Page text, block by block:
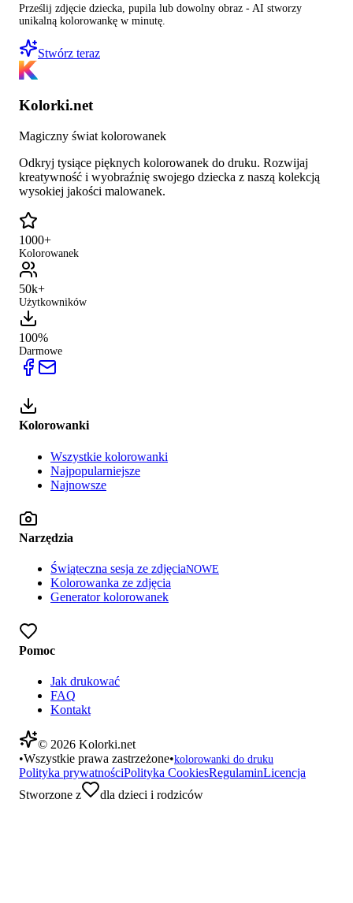
Prześlij zdjęcie dziecka, pupila lub dowolny obraz - AI stworzy
unikalną kolorowankę w minutę.
Stwórz teraz
Kolorki.net
Magiczny świat kolorowanek
Odkryj tysiące pięknych kolorowanek do druku. Rozwijaj
kreatywność i wyobraźnię swojego dziecka z naszą kolekcją
wysokiej jakości malowanek.
1000+
Kolorowanek
50k+
Użytkowników
100%
Darmowe
Kolorowanki
Wszystkie kolorowanki
Najpopularniejsze
Najnowsze
Narzędzia
Świąteczna sesja ze zdjęciaNOWE
Kolorowanka ze zdjęcia
Generator kolorowanek
Pomoc
Jak drukować
FAQ
Kontakt
© 2026 Kolorki.net
•Wszystkie prawa zastrzeżone•kolorowanki do druku
Polityka prywatnościPolityka CookiesRegulaminLicencja
Stworzone z
dla dzieci i rodziców